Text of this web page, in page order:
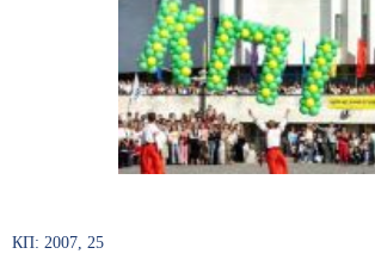
КП: 2007, 25